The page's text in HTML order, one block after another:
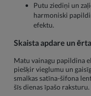
Putu ziediņi un
harmoniski
efektu.
Skaista apdare un
Matu vainagu papildina
piešķir vieglumu un
smalkas satīna-šifona
šīs dienas īpašo raksturu.